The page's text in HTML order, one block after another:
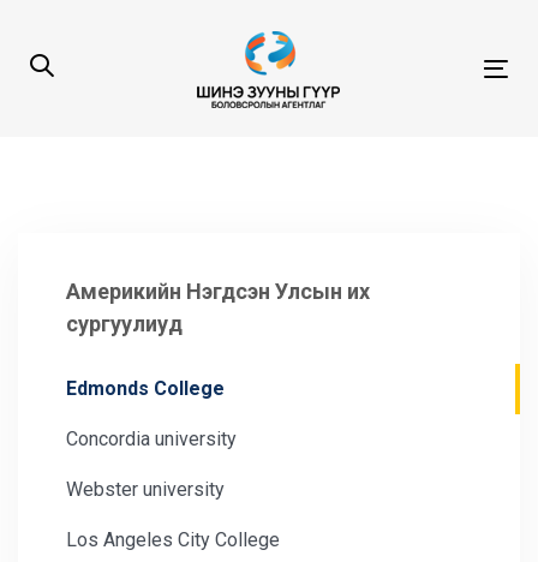
content
Америкийн Нэгдсэн Улсын их
сургуулиуд
Edmonds College
Concordia university
Webster university
Los Angeles City College